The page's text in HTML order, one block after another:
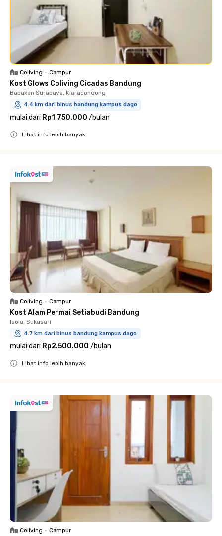
Coliving • Campur
Kost Glows Coliving Cicadas Bandung
Babakan Surabaya, Kiaracondong
4.4 km dari binus bandung kampus dago
mulai dari Rp1.750.000 /bulan
Lihat info lebih banyak
Coliving • Campur
Kost Alam Permai Setiabudi Bandung
Isola, Sukasari
4.7 km dari binus bandung kampus dago
mulai dari Rp2.500.000 /bulan
Lihat info lebih banyak
Coliving • Campur